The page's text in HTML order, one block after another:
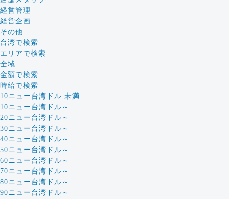
経営管理
経営企画
その他
台湾で検索
エリアで検索
全域
金額で検索
時給で検索
10ニュー台湾ドル 未満
10ニュー台湾ドル～
20ニュー台湾ドル～
30ニュー台湾ドル～
40ニュー台湾ドル～
50ニュー台湾ドル～
60ニュー台湾ドル～
70ニュー台湾ドル～
80ニュー台湾ドル～
90ニュー台湾ドル～